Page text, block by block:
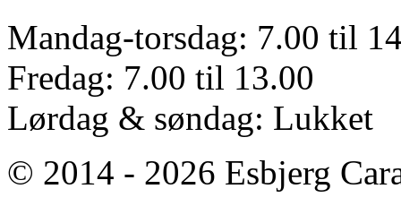
Mandag-torsdag: 7.00 til
Fredag: 7.00 til 13.00
Lørdag & søndag: Lukket
© 2014 - 2026 Esbjerg